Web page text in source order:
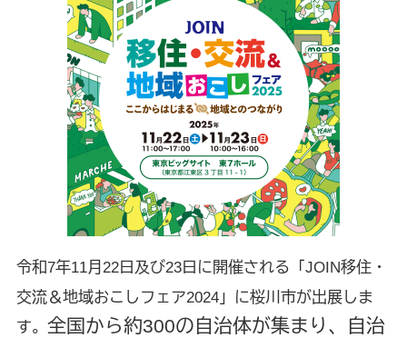
令和7年11月22日及び23日に開催される「JOIN移住・
交流＆地域おこしフェア2024」に桜川市が出展しま
す。 全国から約300の自治体が集まり、自治